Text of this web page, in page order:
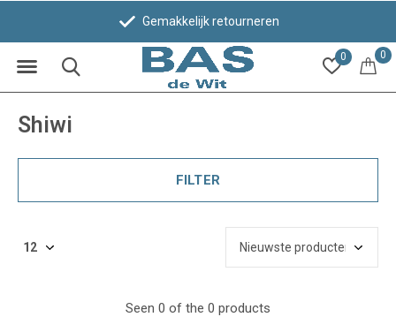
0 0
Gemakkelijk retourneren
Shiwi
FILTER
Seen 0 of the 0 products